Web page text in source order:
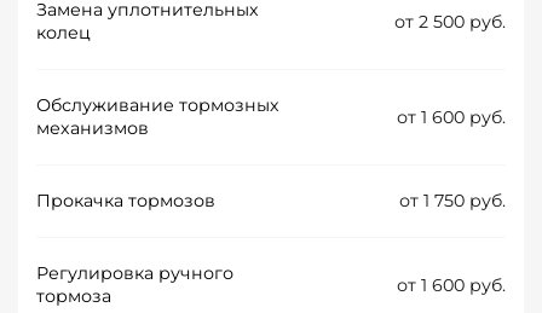
Замена уплотнительных
колец
от 2 500 руб.
Обслуживание тормозных
механизмов
от 1 600 руб.
Прокачка тормозов от 1 750 руб.
Регулировка ручного
тормоза
от 1 600 руб.